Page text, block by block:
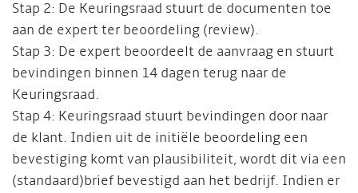
Stap 2: De Keuringsraad stuurt de documenten toe
aan de expert ter beoordeling (review).
Stap 3: De expert beoordeelt de aanvraag en stuurt
bevindingen binnen 14 dagen terug naar de
Keuringsraad.
Stap 4: Keuringsraad stuurt bevindingen door naar
de klant. Indien uit de initiële beoordeling een
bevestiging komt van plausibiliteit, wordt dit via een
(standaard)brief bevestigd aan het bedrijf. Indien er